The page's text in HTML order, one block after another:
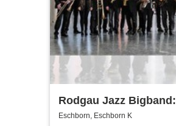
Rodgau Jazz Bigband:
Christmas in Swing
Eschborn, Eschborn K